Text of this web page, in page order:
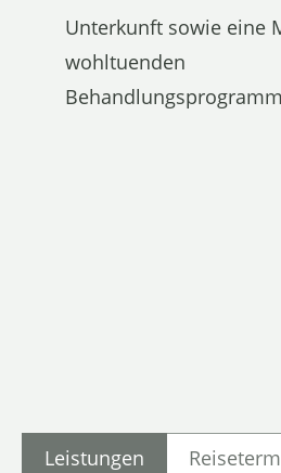
Unterkunft sowie eine
wohltuenden
Leistungen